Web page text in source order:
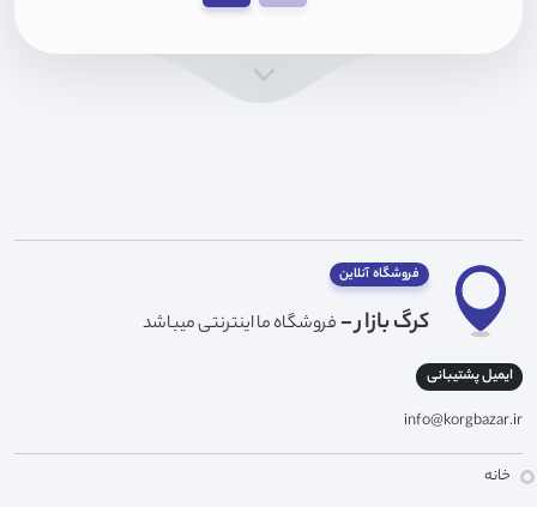
فروشگاه آنلاین
کرگ بازار - فروشگاه ما اینترنتی میباشد
ایمیل پشتیبانی
info@korgbazar.ir
خانه